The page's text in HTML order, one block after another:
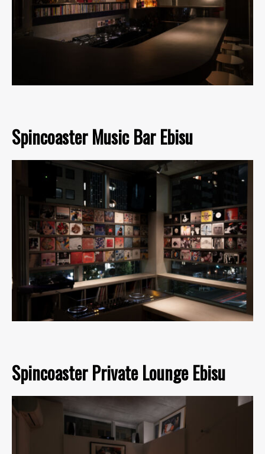
Spincoaster Music Bar Ebisu
Spincoaster Private Lounge Ebisu